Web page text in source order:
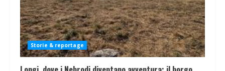
Storie & reportage